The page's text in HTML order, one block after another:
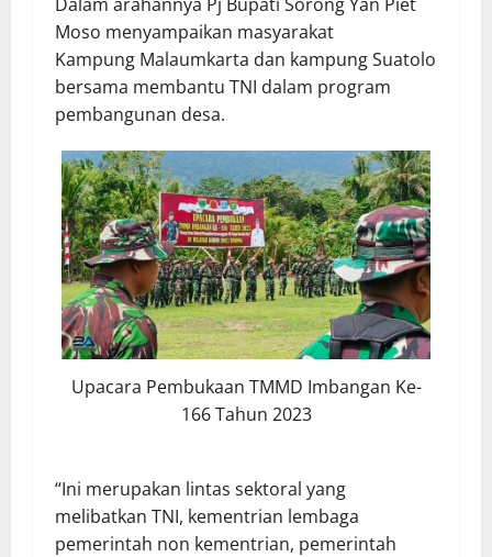
Moso menyampaikan masyarakat
Kampung Malaumkarta dan kampung Suatolo
bersama membantu TNI dalam program
pembangunan desa.
Upacara Pembukaan TMMD Imbangan Ke-
166 Tahun 2023
“Ini merupakan lintas sektoral yang
melibatkan TNI, kementrian lembaga
pemerintah non kementrian, pemerintah